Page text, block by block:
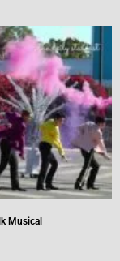
Musical